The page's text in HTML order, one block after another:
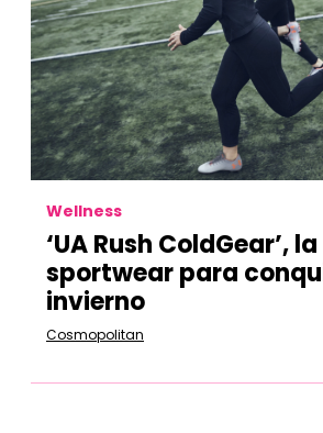
Wellness
‘UA Rush ColdGear’, la
sportwear para
invierno
Cosmopolitan